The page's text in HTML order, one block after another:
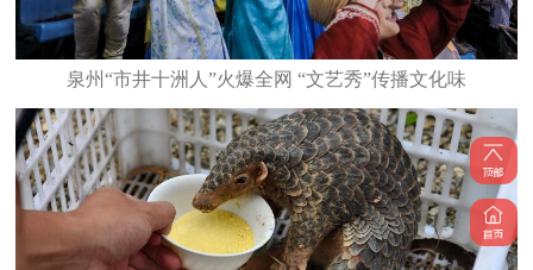
泉州“市井十洲人”火爆全网 “文艺秀”传播文化味